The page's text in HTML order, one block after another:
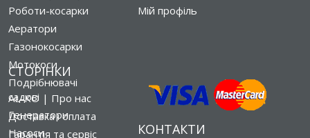
Роботи-косарки
Аератори
Газонокосарки
Мотокоси
Подрібнювачі
садові
Генератори
Насоси
СТОРІНКИ
AL-KO | Про нас
Доставка і оплата
Гарантія та сервіс
Мій профіль
КОНТАКТИ